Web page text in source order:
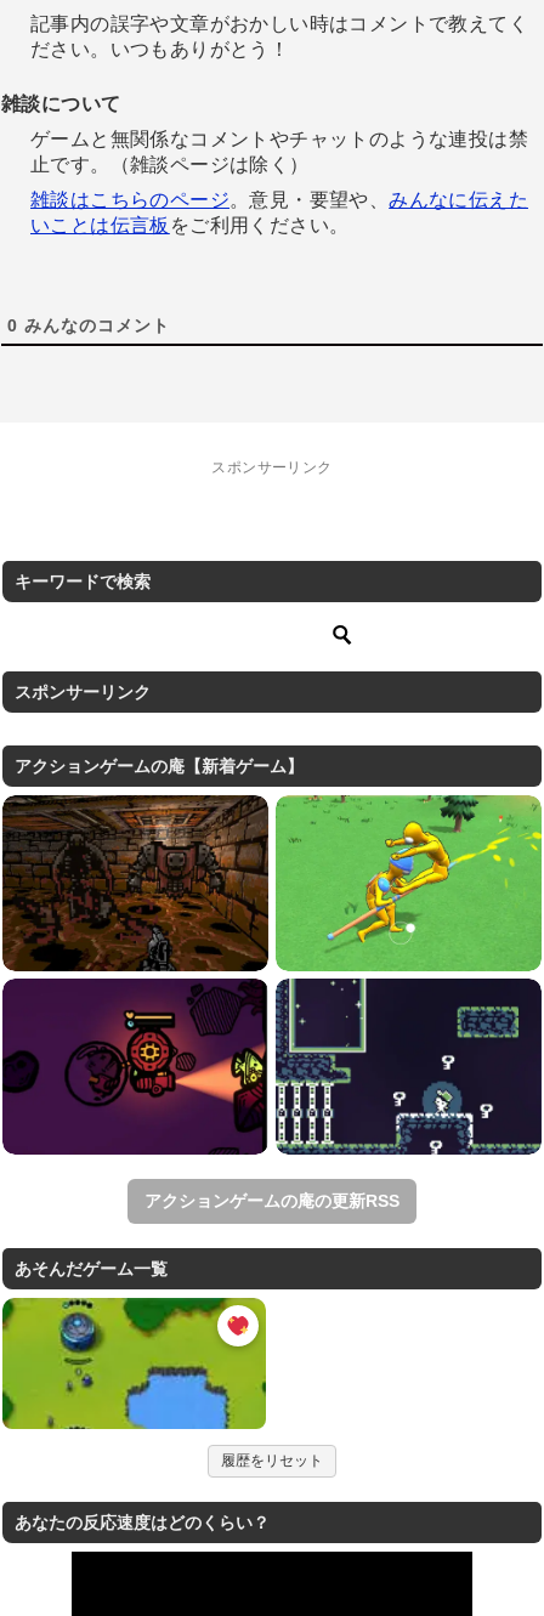
記事内の誤字や文章がおかしい時はコメントで教えてく
ださい。いつもありがとう！
雑談について
ゲームと無関係なコメントやチャットのような連投は禁
止です。（雑談ページは除く）
雑談はこちらのページ。意見・要望や、みんなに伝えた
いことは伝言板 をご利用ください。
0 みんなのコメント
スポンサーリンク
キーワードで検索
スポンサーリンク
アクションゲームの庵【新着ゲーム】
アクションゲームの庵の更新RSS
あそんだゲーム一覧
履歴をリセット
あなたの反応速度はどのくらい？